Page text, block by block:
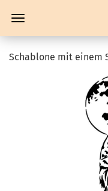
Schablone mit einem